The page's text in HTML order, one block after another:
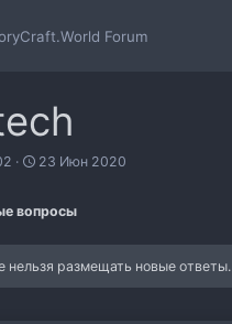
Д
а
ч
а
23 Июн 2020
вопросы
нельзя размещать новые ответы.